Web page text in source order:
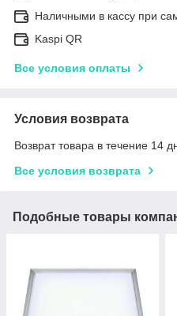
Наличными в кассу при
Kaspi QR
Все условия оплаты
Условия возврата
Возврат товара в течение 14
Все условия возврата
Подобные товары